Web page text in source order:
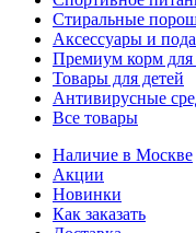
Стиральные
Аксессуары и
Премиум корм для
Товары для детей
Антивирусные
Все товары
Наличие в Москве
Акции
Новинки
Как заказать